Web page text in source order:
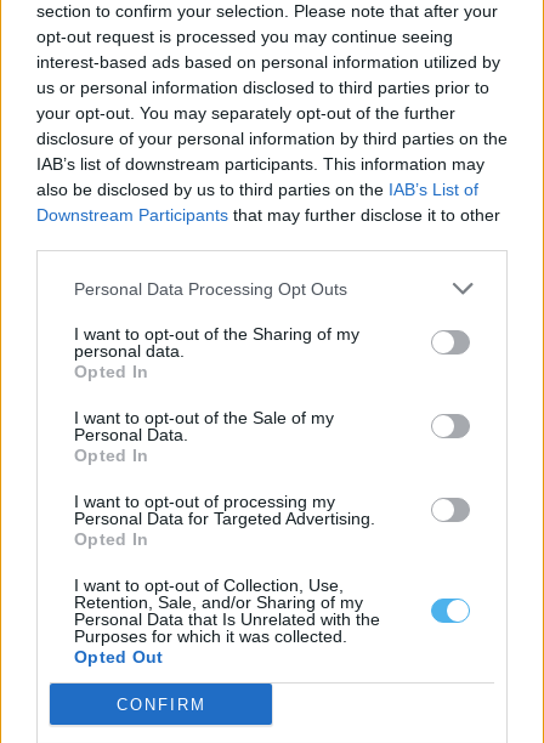
section to confirm your selection. Please note that after your
opt-out request is processed you may continue seeing
interest-based ads based on personal information utilized by
us or personal information disclosed to third parties prior to
your opt-out. You may separately opt-out of the further
disclosure of your personal information by third parties on the
IAB’s list of downstream participants. This information may
also be disclosed by us to third parties on the IAB’s List of
Downstream Participants that may further disclose it to other
Personal Data Processing Opt Outs
I want to opt-out of the Sharing of my
personal data.
Opted In
I want to opt-out of the Sale of my
Personal Data.
Opted In
I want to opt-out of processing my
Personal Data for Targeted Advertising.
Opted In
I want to opt-out of Collection, Use,
Retention, Sale, and/or Sharing of my
Personal Data that Is Unrelated with the
Purposes for which it was collected.
Opted Out
CONFIRM
Elvas: Projeto MOVER apresenta soluções para recrutamento
de trabalhadores de Angola e Cabo Verde
A Associação Empresarial de Elvas (AEE), em parceria com a
5 Agosto, 2026 - 21:00
O comboio já circula na Linha Évora/Caia, mas ainda em testes
(c/fotos)
Os primeiros ensaios da ligação ferroviária entre Évora e Caia
(Elvas) começaram com uma...